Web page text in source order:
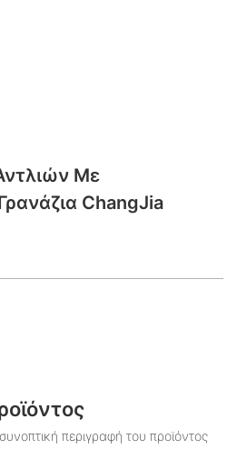
Με
ChangJia
περιγραφή του προϊόντος